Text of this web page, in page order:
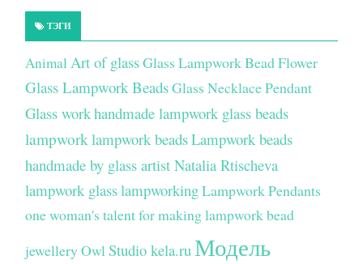
ТЭГИ
Animal Art of glassGlass Lampwork Bead Flower
Glass Lampwork BeadsGlass Necklace Pendant
Glass workhandmade lampwork glass beads
lampworklampwork beadsLampwork beads
handmade by glass artist Natalia Rtischeva
lampwork glasslampworkingLampwork Pendants
one woman's talent for making lampwork bead
jewelleryOwlStudio kela.ru Модель